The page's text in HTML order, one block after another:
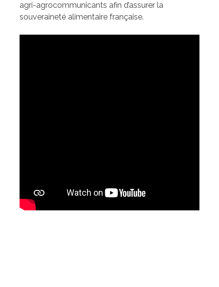
agri-agrocommunicants afin d’assurer la
souveraineté alimentaire française.